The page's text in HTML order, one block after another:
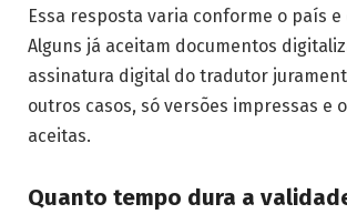
Essa resposta varia conforme o país e
Alguns já aceitam documentos
assinatura digital do tradutor
outros casos, só versões impressas e
aceitas.
Quanto tempo dura a